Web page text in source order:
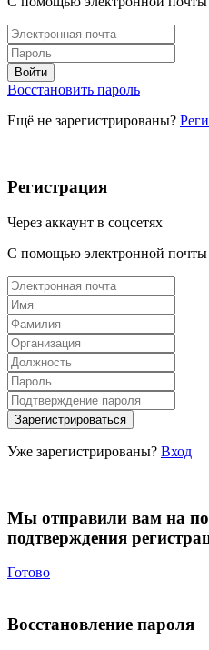
Восстановить пароль
Ещё не зарегистрированы?
Регистрация
Через аккаунт в соцсетях
С помощью электронной почты
Уже зарегистрированы? Вход
Мы отправили вам на
подтверждения
Готово
Восстановление пароля